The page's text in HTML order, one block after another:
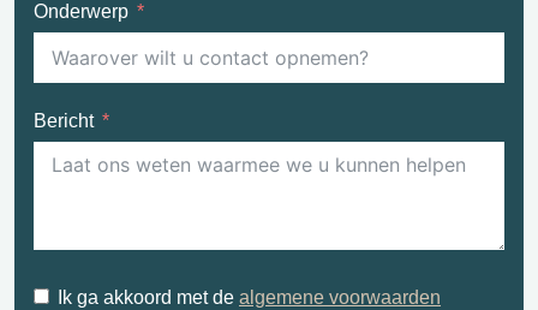
Onderwerp
Bericht
Ik ga akkoord met de algemene voorwaarden